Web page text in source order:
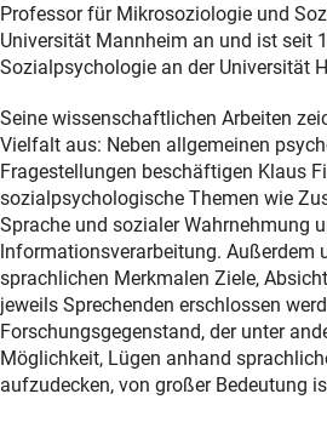
Professor für Mikrosoziologie und
Universität Mannheim an und ist seit
Sozialpsychologie an der Universität
Seine wissenschaftlichen Arbeiten
Vielfalt aus: Neben allgemeinen
Fragestellungen beschäftigen Klaus
sozialpsychologische Themen wie
Sprache und sozialer Wahrnehmung
lnformationsverarbeitung. Außerdem
sprachlichen Merkmalen Ziele,
jeweils Sprechenden erschlossen
Forschungsgegenstand, der unter
Möglichkeit, Lügen anhand
aufzudecken, von großer Bedeutung